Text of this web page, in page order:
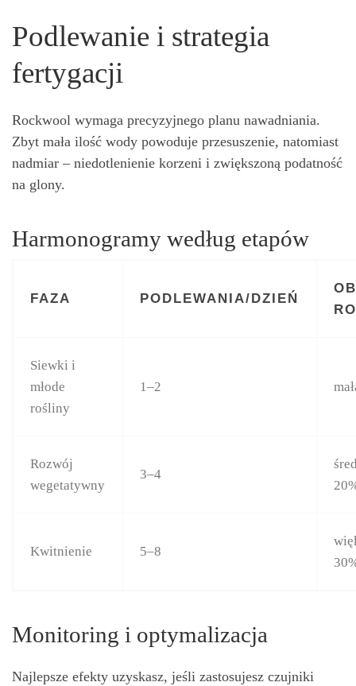
Podlewanie i strategia
fertygacji
Rockwool wymaga precyzyjnego planu nawadniania.
Zbyt mała ilość wody powoduje przesuszenie, natomiast
nadmiar – niedotlenienie korzeni i zwiększoną podatność
na glony.
Harmonogramy według etapów
FAZA PODLEWANIA/DZIEŃ
Siewki i
młode
rośliny
1–2
Rozwój
wegetatywny
3–4
Kwitnienie 5–8
Monitoring i optymalizacja
Najlepsze efekty uzyskasz, jeśli zastosujesz czujniki